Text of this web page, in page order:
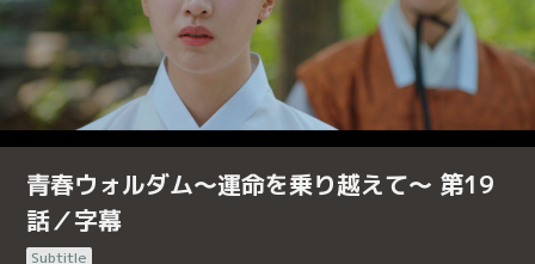
青春ウォルダム～運命を乗り越えて～ 第19
話／字幕
Subtitle